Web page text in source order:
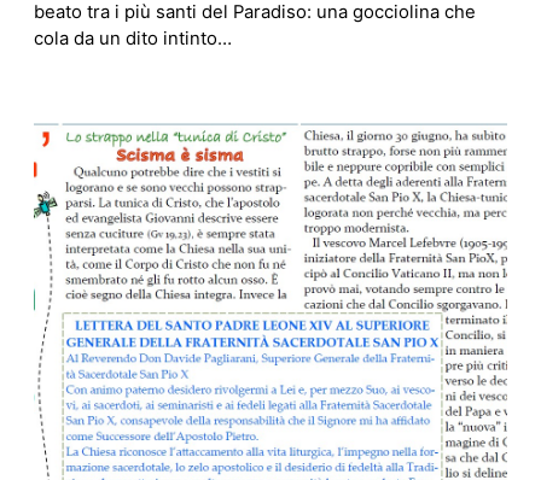
beato tra i più santi del Paradiso: una gocciolina che
cola da un dito intinto…